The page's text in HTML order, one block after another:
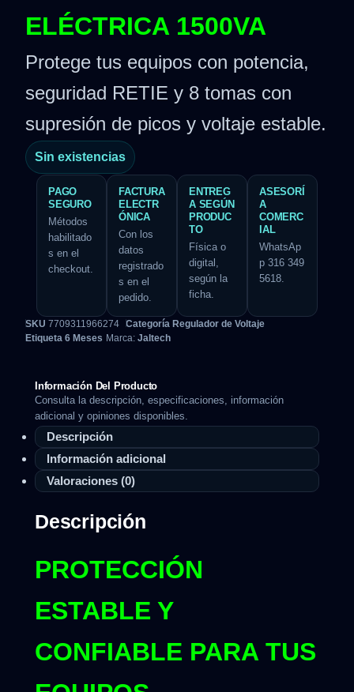
ELÉCTRICA 1500VA
Protege tus equipos con potencia,
seguridad RETIE y 8 tomas con
supresión de picos y voltaje estable.
Sin existencias
PAGO
SEGURO
Métodos
habilitado
s en el
checkout.
FACTURA
ELECTR
ÓNICA
Con los
datos
registrado
s en el
pedido.
ENTREG
A SEGÚN
PRODUC
TO
Física o
digital,
según la
ficha.
ASESORÍ
A
COMERC
IAL
WhatsAp
p 316 349
5618.
SKU 7709311966274 Categoría Regulador de Voltaje
Etiqueta 6 Meses Marca: Jaltech
Información Del Producto
Consulta la descripción, especificaciones, información
adicional y opiniones disponibles.
Descripción
Información adicional
Valoraciones (0)
Descripción
PROTECCIÓN
ESTABLE Y
CONFIABLE PARA TUS